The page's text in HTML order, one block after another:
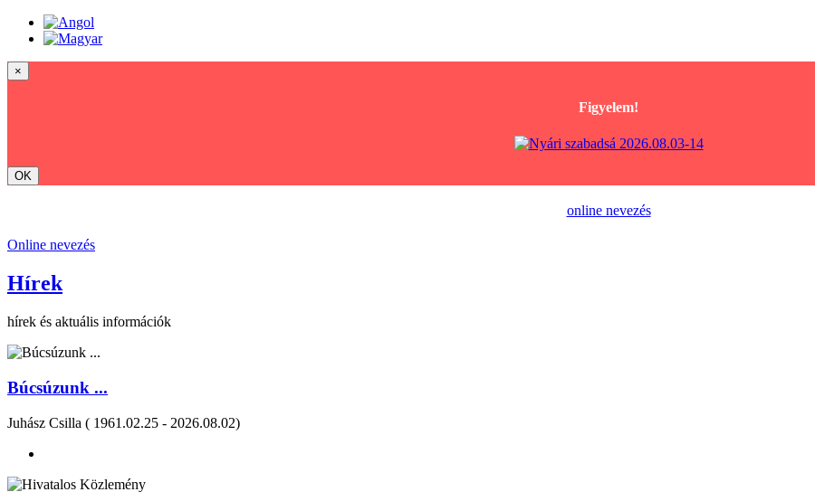
×
Figyelem!
OK
online nevezés
Online nevezés
Hírek
hírek és aktuális információk
Búcsúzunk ...
Juhász Csilla ( 1961.02.25 - 2026.08.02)